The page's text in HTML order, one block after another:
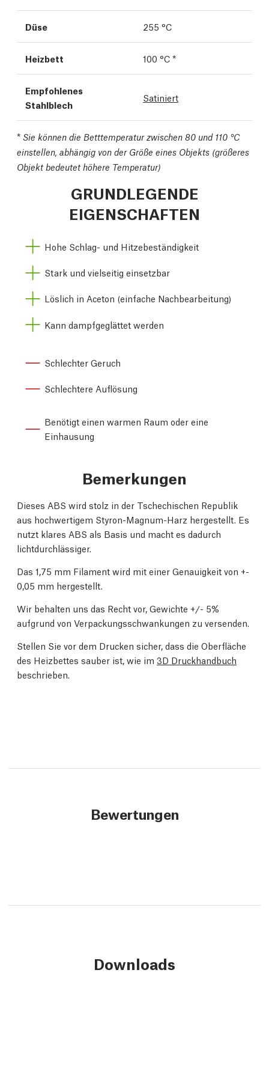
Düse 255 °C
Heizbett 100 °C *
Empfohlenes
Stahlblech
Satiniert
* Sie können die Betttemperatur zwischen 80 und 110 °C
einstellen, abhängig von der Größe eines Objekts (größeres
Objekt bedeutet höhere Temperatur)
GRUNDLEGENDE
EIGENSCHAFTEN
Hohe Schlag- und Hitzebeständigkeit
Stark und vielseitig einsetzbar
Löslich in Aceton (einfache Nachbearbeitung)
Kann dampfgeglättet werden
Schlechter Geruch
Schlechtere Auflösung
Benötigt einen warmen Raum oder eine
Einhausung
Bemerkungen
Dieses ABS wird stolz in der Tschechischen Republik
aus hochwertigem Styron-Magnum-Harz hergestellt. Es
nutzt klares ABS als Basis und macht es dadurch
lichtdurchlässiger.
Das 1,75 mm Filament wird mit einer Genauigkeit von +-
0,05 mm hergestellt.
Wir behalten uns das Recht vor, Gewichte +/- 5%
aufgrund von Verpackungsschwankungen zu versenden.
Stellen Sie vor dem Drucken sicher, dass die Oberfläche
des Heizbettes sauber ist, wie im 3D Druckhandbuch
beschrieben.
Bewertungen
Downloads